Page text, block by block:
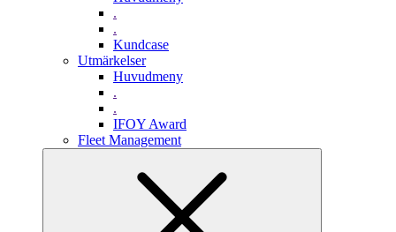
.
.
Kundcase
Utmärkelser
Huvudmeny
.
.
IFOY Award
Fleet Management